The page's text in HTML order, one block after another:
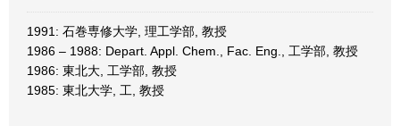
1991: 石巻専修大学, 理工学部, 教授
1986 – 1988: Depart. Appl. Chem., Fac. Eng., 工学部, 教授
1986: 東北大, 工学部, 教授
1985: 東北大学, 工, 教授